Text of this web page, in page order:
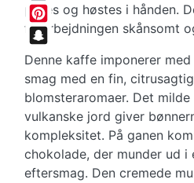
Tumblr
Pinterest
Snapchat
plejes og høstes i hånden.
forarbejdningen skånsomt
Denne kaffe imponerer
smag med en fin,
blomsteraromaer. Det
vulkanske jord giver
kompleksitet. På ganen
chokolade, der munder ud i
eftersmag. Den cremede